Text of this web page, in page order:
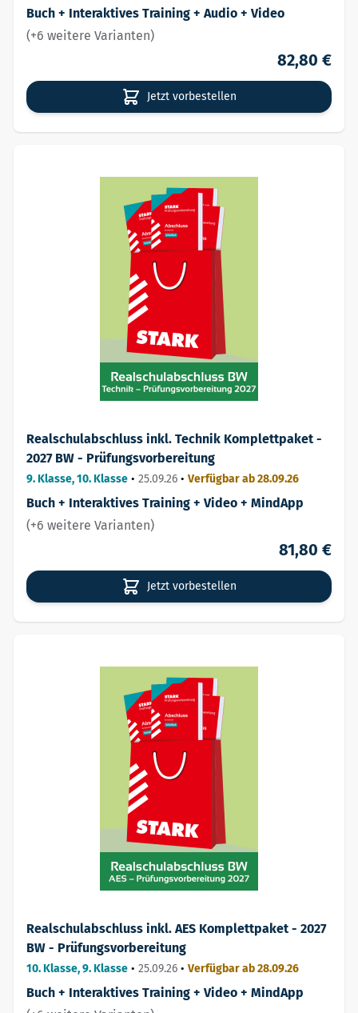
Buch + Interaktives Training + Audio + Video
(+6 weitere Varianten)
82,80 €
Jetzt vorbestellen
Realschulabschluss inkl. Technik Komplettpaket -
2027 BW - Prüfungsvorbereitung
9. Klasse, 10. Klasse • 25.09.26 • Verfügbar ab 28.09.26
Buch + Interaktives Training + Video + MindApp
(+6 weitere Varianten)
81,80 €
Jetzt vorbestellen
Realschulabschluss inkl. AES Komplettpaket - 2027
BW - Prüfungsvorbereitung
10. Klasse, 9. Klasse • 25.09.26 • Verfügbar ab 28.09.26
Buch + Interaktives Training + Video + MindApp